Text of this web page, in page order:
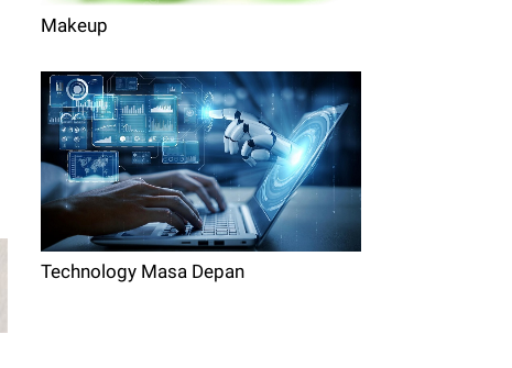
Makeup
Technology Masa Depan